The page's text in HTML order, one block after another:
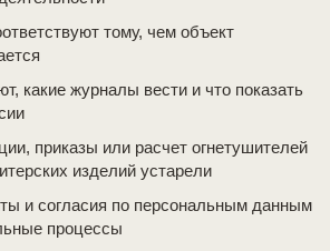
тому, чем объект
какие журналы вести и что показать
приказы или расчет огнетушителей
изделий устарели
и согласия по персональным данным
процессы